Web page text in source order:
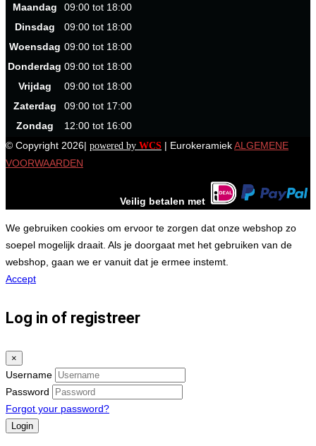
Maandag
09:00 tot 18:00
Dinsdag
09:00 tot 18:00
Woensdag 09:00 tot 18:00
Donderdag 09:00 tot 18:00
Vrijdag
09:00 tot 18:00
Zaterdag
09:00 tot 17:00
Zondag
12:00 tot 16:00
© Copyright 2026| powered by WCS | EurokeramiekALGEMENE
VOORWAARDEN
Veilig betalen met
We gebruiken cookies om ervoor te zorgen dat onze webshop zo
soepel mogelijk draait. Als je doorgaat met het gebruiken van de
webshop, gaan we er vanuit dat je ermee instemt.
Accept
Log in of registreer
×
Username
Password
Forgot your password?